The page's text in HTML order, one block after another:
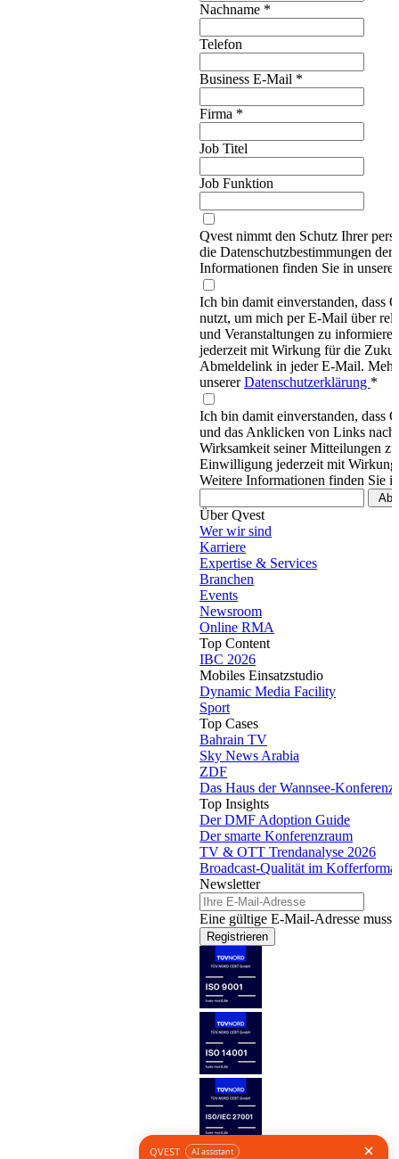
Nachname *
Telefon
Business E-Mail *
Firma *
Job Titel
Job Funktion
Qvest nimmt den Schutz Ihrer
die Datenschutzbestimmungen
Informationen finden Sie in
Ich bin damit einverstanden, dass
nutzt, um mich per E-Mail über
und Veranstaltungen zu
jederzeit mit Wirkung für die
Abmeldelink in jeder E-Mail.
unsererDatenschutzerklärung *
Ich bin damit einverstanden, dass
und das Anklicken von Links
Wirksamkeit seiner Mitteilungen
Einwilligung jederzeit mit
Weitere Informationen finden Sie
Über Qvest
Wer wir sind
Karriere
Expertise & Services
Branchen
Events
Newsroom
Online RMA
Top Content
IBC 2026
Mobiles Einsatzstudio
Dynamic Media Facility
Sport
Top Cases
Bahrain TV
Sky News Arabia
ZDF
Das Haus der Wannsee-Konferenz
Top Insights
Der DMF Adoption Guide
Der smarte Konferenzraum
TV & OTT Trendanalyse 2026
Broadcast-Qualität im Kofferformat
Newsletter
Eine gültige E-Mail-Adresse muss
Registrieren
Folge uns